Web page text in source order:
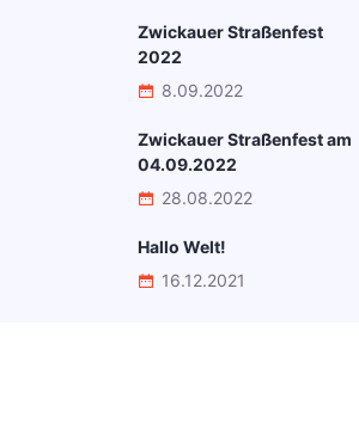
Zwickauer Straßenfest
2022
8.09.2022
Zwickauer Straßenfest am
04.09.2022
28.08.2022
Hallo Welt!
16.12.2021